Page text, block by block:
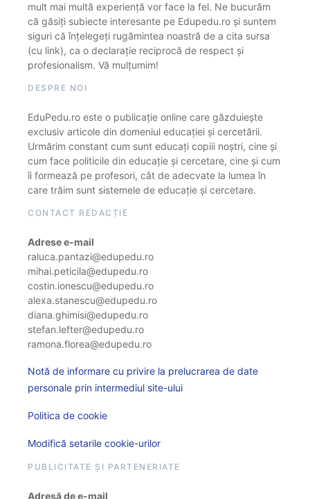
mult mai multă experiență vor face la fel. Ne bucurăm
că găsiți subiecte interesante pe Edupedu.ro și suntem
siguri că înțelegeți rugămintea noastră de a cita sursa
(cu link), ca o declarație reciprocă de respect și
profesionalism. Vă mulțumim!
DESPRE NOI
EduPedu.ro este o publicație online care găzduiește
exclusiv articole din domeniul educației și cercetării.
Urmărim constant cum sunt educați copiii noștri, cine și
cum face politicile din educație și cercetare, cine și cum
îi formează pe profesori, cât de adecvate la lumea în
care trăim sunt sistemele de educație și cercetare.
CONTACT REDACȚIE
Adrese e-mail
raluca.pantazi@edupedu.ro
mihai.peticila@edupedu.ro
costin.ionescu@edupedu.ro
alexa.stanescu@edupedu.ro
diana.ghimisi@edupedu.ro
stefan.lefter@edupedu.ro
ramona.florea@edupedu.ro
Notă de informare cu privire la prelucrarea de date
personale prin intermediul site-ului
Politica de cookie
Modifică setarile cookie-urilor
PUBLICITATE ȘI PARTENERIATE
Adresă de e-mail